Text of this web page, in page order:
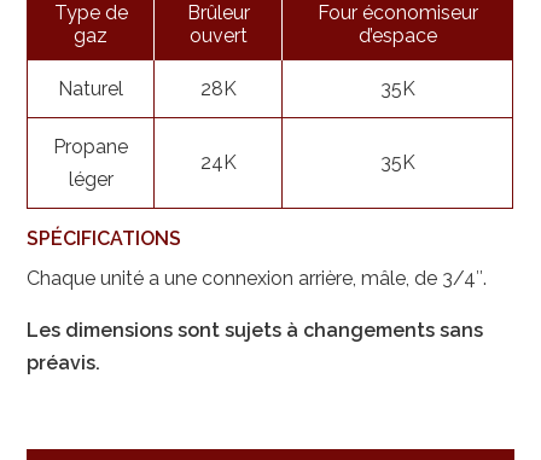
Type de
gaz
Brûleur
ouvert
Four économiseur
d’espace
Naturel 28K 35K
Propane
léger
24K 35K
SPÉCIFICATIONS
Chaque unité a une connexion arrière, mâle, de 3/4″.
Les dimensions sont sujets à changements sans
préavis.